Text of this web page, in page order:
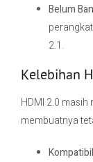
Belum
2.1.
Kelebihan
HDMI 2.0
membuatnya